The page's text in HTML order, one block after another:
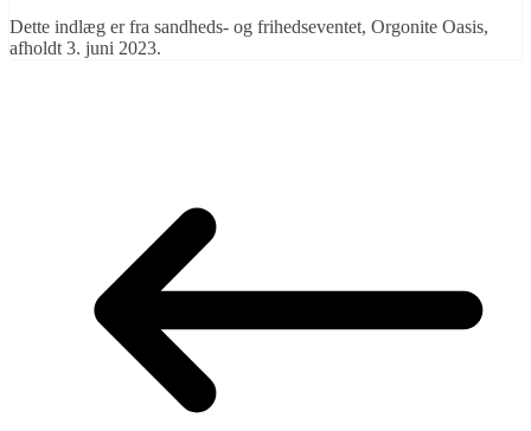
Dette indlæg er fra sandheds- og frihedseventet, Orgonite Oasis,
afholdt 3. juni 2023.